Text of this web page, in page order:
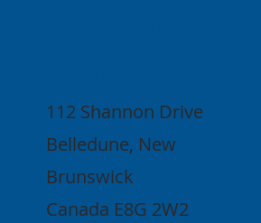
112 Shannon Drive
Belledune, New
Brunswick
Canada E8G 2W2